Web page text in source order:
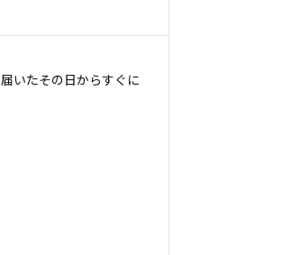
いたその日からすぐに